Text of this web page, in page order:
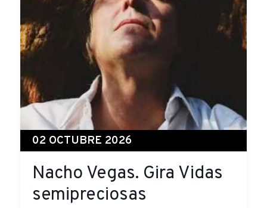
02 OCTUBRE 2026
Nacho Vegas. Gira Vidas
semipreciosas